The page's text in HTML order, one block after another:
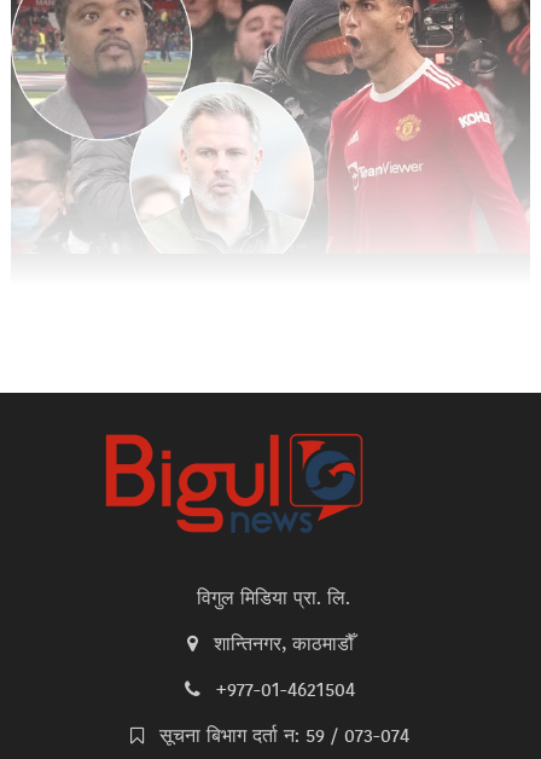
विगुल मिडिया प्रा. लि.
शान्तिनगर, काठमाडौँ
+977-01-4621504
सूचना बिभाग दर्ता न: 59 / 073-074